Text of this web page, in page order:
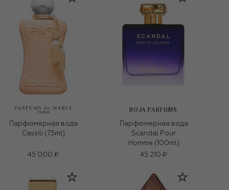
Парфюмерная вода
Cassili (75ml)
45 000 ₽
ROJA PARFUMS
Парфюмерная вода
Scandal Pour
Homme (100ml)
45 210 ₽